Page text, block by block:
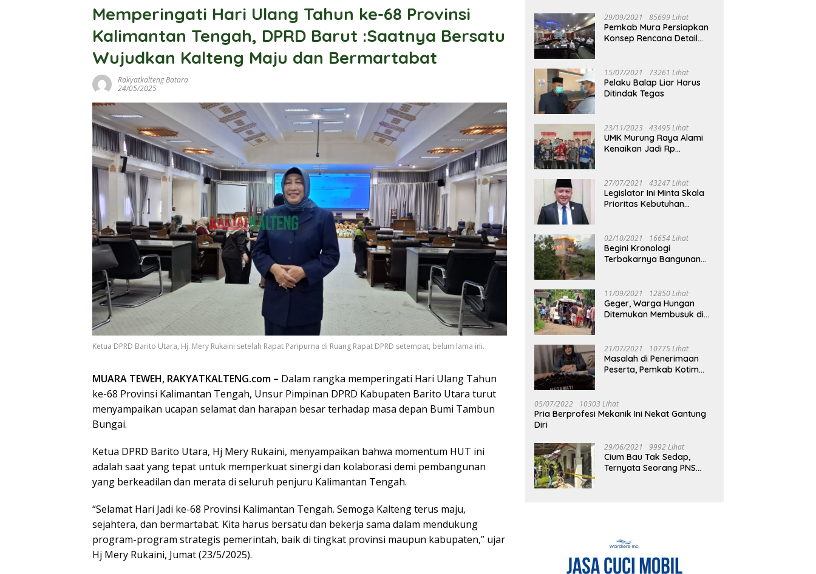
Memperingati Hari Ulang Tahun ke-68 Provinsi
Kalimantan Tengah, DPRD Barut :Saatnya Bersatu
Wujudkan Kalteng Maju dan Bermartabat
Rakyatkalteng Batara
24/05/2025
Ketua DPRD Barito Utara, Hj. Mery Rukaini setelah Rapat Paripurna di Ruang Rapat DPRD setempat, belum lama ini.
MUARA TEWEH, RAKYATKALTENG.com – Dalam rangka memperingati Hari Ulang Tahun
ke-68 Provinsi Kalimantan Tengah, Unsur Pimpinan DPRD Kabupaten Barito Utara turut
menyampaikan ucapan selamat dan harapan besar terhadap masa depan Bumi Tambun
Bungai.
Ketua DPRD Barito Utara, Hj Mery Rukaini, menyampaikan bahwa momentum HUT ini
adalah saat yang tepat untuk memperkuat sinergi dan kolaborasi demi pembangunan
yang berkeadilan dan merata di seluruh penjuru Kalimantan Tengah.
“Selamat Hari Jadi ke-68 Provinsi Kalimantan Tengah. Semoga Kalteng terus maju,
sejahtera, dan bermartabat. Kita harus bersatu dan bekerja sama dalam mendukung
program-program strategis pemerintah, baik di tingkat provinsi maupun kabupaten,” ujar
Hj Mery Rukaini, Jumat (23/5/2025).
29/09/2021 85699 Lihat
Pemkab Mura Persiapkan
Konsep Rencana Detail
15/07/2021 73261 Lihat
Pelaku Balap Liar Harus
Ditindak Tegas
23/11/2023 43495 Lihat
UMK Murung Raya Alami
Kenaikan Jadi Rp
27/07/2021 43247 Lihat
Legislator Ini Minta Skala
Prioritas Kebutuhan
02/10/2021 16654 Lihat
Begini Kronologi
Terbakarnya Bangunan
11/09/2021 12850 Lihat
Geger, Warga Hungan
Ditemukan Membusuk di
21/07/2021 10775 Lihat
Masalah di Penerimaan
Peserta, Pemkab Kotim
05/07/2022 10303 Lihat
Pria Berprofesi Mekanik Ini Nekat Gantung
Diri
29/06/2021 9992 Lihat
Cium Bau Tak Sedap,
Ternyata Seorang PNS